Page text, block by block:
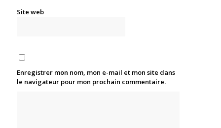
Site web
Enregistrer mon nom, mon e-mail et mon site dans
le navigateur pour mon prochain commentaire.